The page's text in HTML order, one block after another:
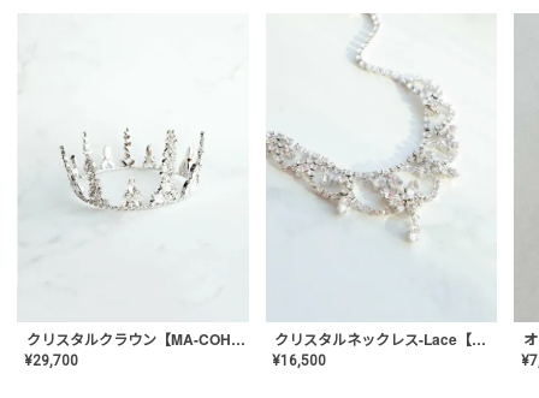
クリスタルクラウン【MA-COHD-01】韓国風クラウン/ウェディングクラウン/ティアラ
¥29,700
クリスタルネックレス-Lace【MA-CONL-02】
¥16,500 ¥